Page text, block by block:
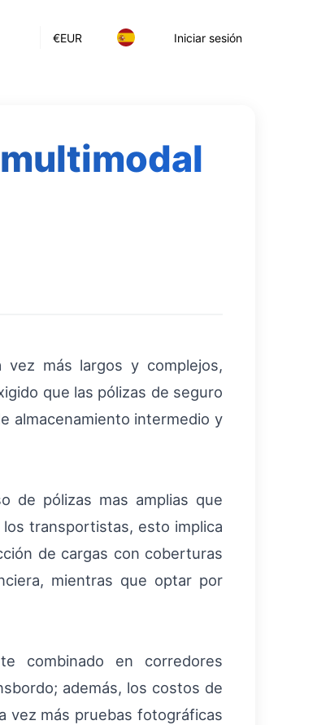
€EUR Iniciar sesión
vez más largos y complejos,
que las pólizas de seguro
almacenamiento intermedio y
de pólizas mas amplias que
transportistas, esto implica
de cargas con coberturas
mientras que optar por
combinado en corredores
además, los costos de
vez más pruebas fotográficas